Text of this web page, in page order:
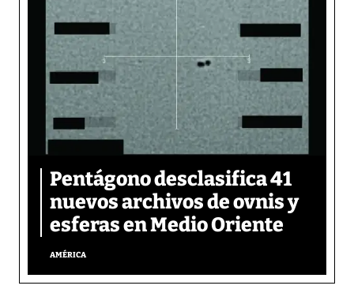
Pentágono desclasifica 41
nuevos archivos de ovnis y
esferas en Medio Oriente
AMÉRICA